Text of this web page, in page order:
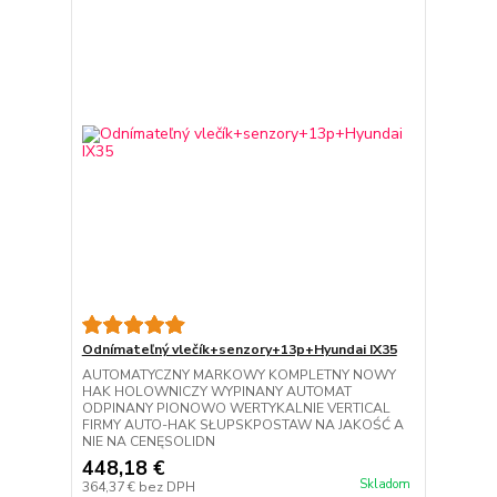
Odnímateľný vlečík+senzory+13p+Hyundai IX35
AUTOMATYCZNY MARKOWY KOMPLETNY NOWY
HAK HOLOWNICZY WYPINANY AUTOMAT
ODPINANY PIONOWO WERTYKALNIE VERTICAL
FIRMY AUTO-HAK SŁUPSKPOSTAW NA JAKOŚĆ A
NIE NA CENĘSOLIDN
448,18 €
364,37 € bez DPH Skladom